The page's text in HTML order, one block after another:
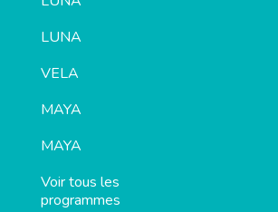
LUNA
VELA
MAYA
MAYA
Voir tous les
programmes